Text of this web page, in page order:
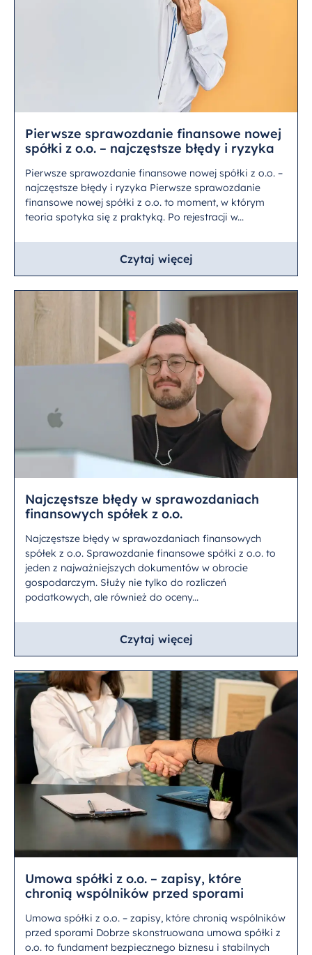
Pierwsze sprawozdanie finansowe nowej
spółki z o.o. – najczęstsze błędy i ryzyka
Pierwsze sprawozdanie finansowe nowej spółki z o.o. –
najczęstsze błędy i ryzyka Pierwsze sprawozdanie
finansowe nowej spółki z o.o. to moment, w którym
teoria spotyka się z praktyką. Po rejestracji w...
Czytaj więcej
Najczęstsze błędy w sprawozdaniach
finansowych spółek z o.o.
Najczęstsze błędy w sprawozdaniach finansowych
spółek z o.o. Sprawozdanie finansowe spółki z o.o. to
jeden z najważniejszych dokumentów w obrocie
gospodarczym. Służy nie tylko do rozliczeń
podatkowych, ale również do oceny...
Czytaj więcej
Umowa spółki z o.o. – zapisy, które
chronią wspólników przed sporami
Umowa spółki z o.o. – zapisy, które chronią wspólników
przed sporami Dobrze skonstruowana umowa spółki z
o.o. to fundament bezpiecznego biznesu i stabilnych